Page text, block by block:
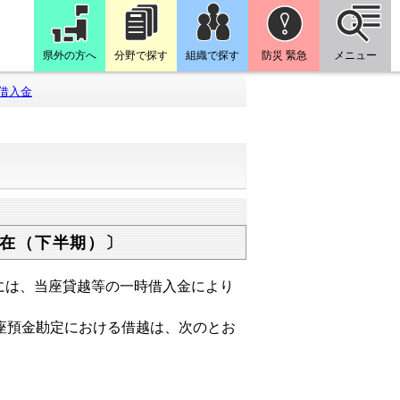
県外の方へ 分野で探す 組織で探す 防災 緊急 メニュー
入金
（下半期）〕
、当座貸越等の一時借入金により
金勘定における借越は、次のとお